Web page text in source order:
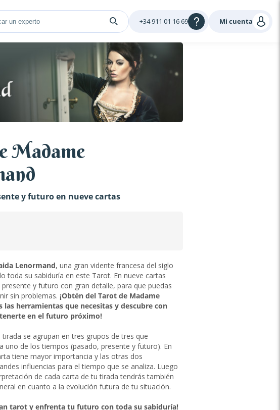
Mi cuenta
+34 911 01 16 69
Madame
y futuro en nueve cartas
Lenormand, una gran vidente francesa del siglo
toda su sabiduría en este Tarot. En nueve cartas
y futuro con gran detalle, para que puedas
sin problemas. ¡Obtén del Tarot de Madame
las herramientas que necesitas y descubre con
en el futuro próximo!
se agrupan en tres grupos de tres que
uno de los tiempos (pasado, presente y futuro). En
tiene mayor importancia y las otras dos
influencias para el tiempo que se analiza. Luego
de cada carta de tu tirada tendrás también
en cuanto a la evolución futura de tu situación.
tarot y enfrenta tu futuro con toda su sabiduría!